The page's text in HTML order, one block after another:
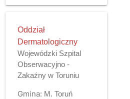
Oddział
Dermatologiczny
Wojewódzki Szpital
Obserwacyjno -
Zakaźny w Toruniu
Gmina: M. Toruń